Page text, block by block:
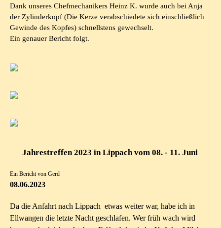
Dank unseres Chefmechanikers Heinz K. wurde auch bei Anja
der Zylinderkopf (Die Kerze verabschiedete sich einschließlich
Gewinde des Kopfes) schnellstens gewechselt.
Ein genauer Bericht folgt.
Jahrestreffen 2023 in Lippach vom 08. - 11. Juni
Ein Bericht von Gerd
08.06.2023
Da die Anfahrt nach Lippach etwas weiter war, habe ich in
Ellwangen die letzte Nacht geschlafen. Wer früh wach wird